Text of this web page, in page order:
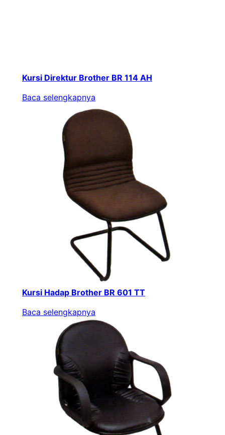
Kursi Direktur Brother BR 114 AH
Baca selengkapnya
Kursi Hadap Brother BR 601 TT
Baca selengkapnya